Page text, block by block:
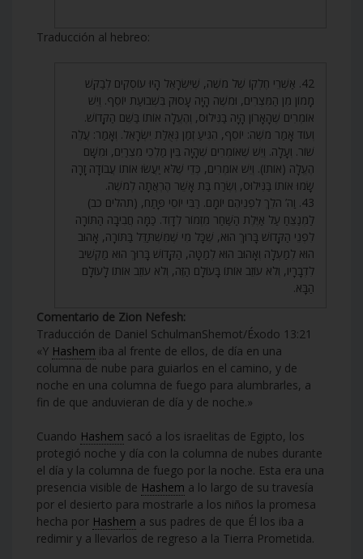
Traducción al hebreo:
42. אַשְׁרֵי חֶלְקוֹ שֶׁל מֹשֶׁה, שֶׁיִּשְׂרָאֵל הָיוּ עוֹסְקִים לְבַקֵּשׁ
מָמוֹן מִן הַמִּצְרִים, וּמֹשֶׁה הָיָה עָסוּק בִּשְׁבוּעַת יוֹסֵף. וְיֵשׁ
אוֹמְרִים שֶׁהָאָרוֹן הָיָה בַּנִּילוּס, וְהֶעֱלָה אוֹתוֹ בַּשֵּׁם הַקָּדוֹשׁ.
וְעוֹד אָמַר מֹשֶׁה: יוֹסֵף, הִגִּיעַ זְמַן גְּאֻלַּת יִשְׂרָאֵל. וְאָמַר: עֲלֵה
שׁוֹר. וְעָלָה. וְיֵשׁ שֶׁאוֹמְרִים שֶׁהָיָה בֵּין מַלְכֵי מִצְרַיִם, וּמִשָּׁם
הֶעֱלָה (אוֹתוֹ). וְיֵשׁ אוֹמְרִים, כְּדֵי שֶׁלֹּא יַעֲשׂוּ אוֹתוֹ עֲבוֹדָה זָרָה
שָׂמוּ אוֹתוֹ בַּנִּילוּס, וְשֶׂרַח בַּת אָשֵׁר הֶרְאֲתָה לְמֹשֶׁה.
43. וַה’ הֹלֵךְ לִפְנֵיהֶם יוֹמָם. רַבִּי יוֹסֵי פָּתַח, (תהלים כב)
לַמְנַצֵּחַ עַל אַיֶּלֶת הַשַּׁחַר מִזְמוֹר לְדָוִד. כַּמָּה חֲבִיבָה הַתּוֹרָה
לִפְנֵי הַקָּדוֹשׁ בָּרוּךְ הוּא, שֶׁכָּל מִי שֶׁמִּשְׁתַּדֵּל בַּתּוֹרָה, אָהוּב
הוּא לְמַעְלָה וְאָהוּב הוּא לְמַטָּה, הַקָּדוֹשׁ בָּרוּךְ הוּא מַקְשִׁיב
לִדְבָרָיו, וְלֹא עוֹזֵב אוֹתוֹ בָּעוֹלָם הַזֶּה, וְלֹא עוֹזֵב אוֹתוֹ לָעוֹלָם
הַבָּא.
Comentario de Zion Nefesh:
Traducción de Daniel SchulmanShemot/Éxodo 13:21
«Y Hashem iba al frente de ellos, de día en una
columna de nube para guiarlos en el camino, y de
noche en una columna de fuego para alumbrarles, a
fin de que anduvieran de día y de noche.»
Cuando Hashem sacó a los israelitas de Egipto, los
protegió noche y día con la columna de nubes durante
el día y la columna de fuego por la noche. Esta era una
presencia visible de Hashem a lo largo de su travesía
por el desierto para mostrarle a los niños la promesa
hecha por Hashem a sus padres de que Él los iba a
redimir y a llevarlos de regreso a la Tierra Prometida.